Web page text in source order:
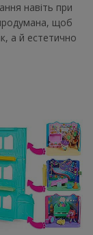
навіть при
щоб
а й естетично